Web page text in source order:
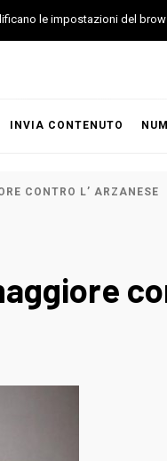
INVIA CONTENUTO
CONTRO L’ ARZANESE
le impostazioni del